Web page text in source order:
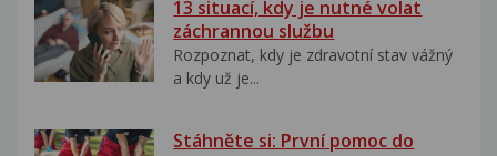
13 situací, kdy je nutné volat
záchrannou službu
Rozpoznat, kdy je zdravotní stav vážný
a kdy už je...
Stáhněte si: První pomoc do